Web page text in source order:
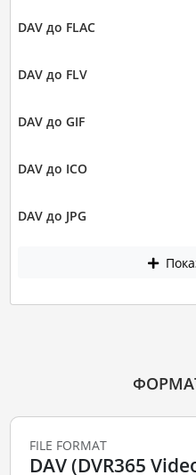
DAV до FLAC
DAV до FLV
DAV до GIF
DAV до ICO
DAV до JPG
FILE FORMAT
DAV (DVR365